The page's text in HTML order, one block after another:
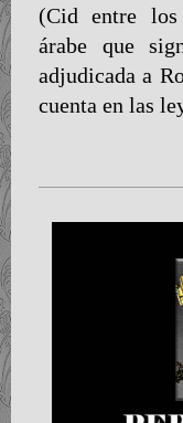
(Cid entre los
árabe que
adjudicada a
cuenta en las